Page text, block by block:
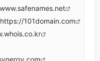
https://101domain.com